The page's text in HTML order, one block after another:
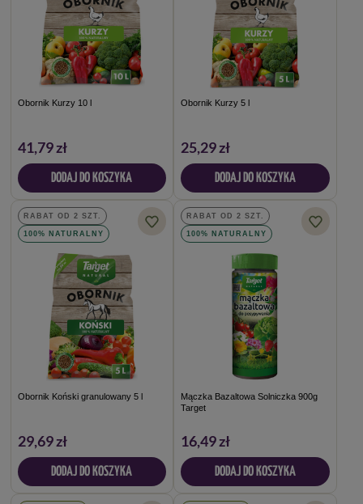
Obornik Kurzy 10 l
41,79 zł
DODAJ DO KOSZYKA
Obornik Kurzy 5 l
25,29 zł
DODAJ DO KOSZYKA
RABAT OD 2 SZT.
100% NATURALNY
Obornik Koński granulowany 5 l
29,69 zł
DODAJ DO KOSZYKA
RABAT OD 2 SZT.
100% NATURALNY
Mączka Bazaltowa Solniczka 900g
Target
16,49 zł
DODAJ DO KOSZYKA